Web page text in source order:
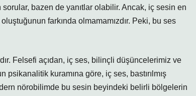
bazen de yanıtlar olabilir. Ancak, iç sesin en
farkında olmamamızdır. Peki, bu ses
Felsefi açıdan, iç ses, bilinçli düşüncelerimiz ve
psikanalitik kuramına göre, iç ses, bastırılmış
nörobilimde bu sesin beyindeki belirli bölgelerin